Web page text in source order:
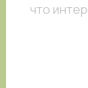
что